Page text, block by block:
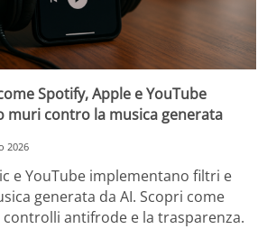
Spotify, Apple e YouTube
muri contro la musica generata
2026
e YouTube implementano filtri e
generata da AI. Scopri come
antifrode e la trasparenza.